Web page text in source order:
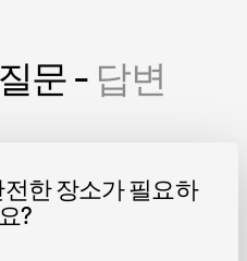
문 - 답변
한 장소가 필요하
?